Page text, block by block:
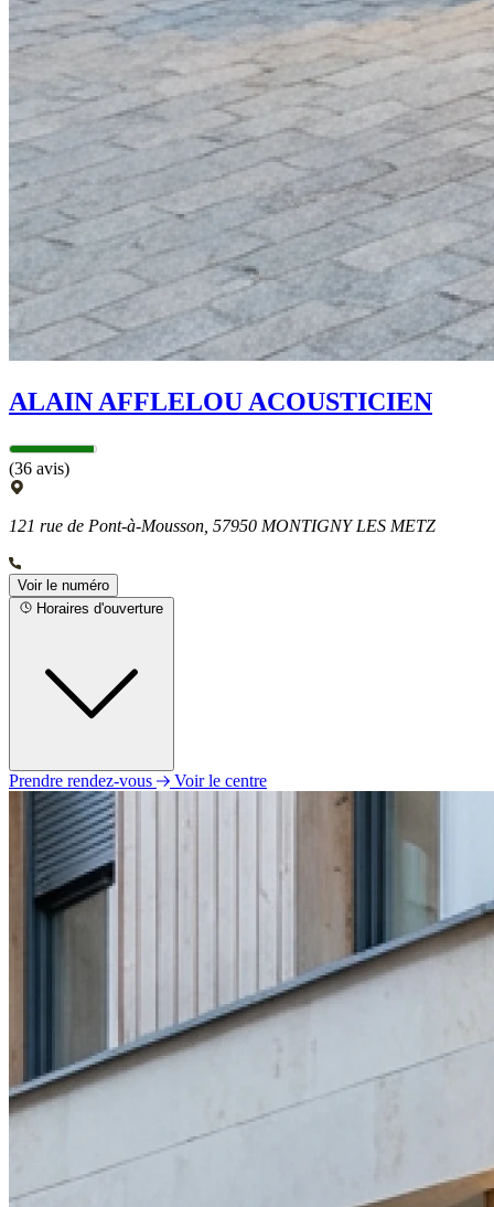
ALAIN AFFLELOU ACOUSTICIEN
(36 avis)
121 rue de Pont-à-Mousson, 57950 MONTIGNY LES METZ
Voir le numéro
Horaires d'ouverture
Lundi
09h30 - 12h30
14h30 - 18h30
Mardi
09h30 - 12h30
Mercredi
09h30 - 12h30
14h30 - 18h30
09h00 - 12h00
14h00 - 18h00
Dimanche
Prendre rendez-vous Voir le centre